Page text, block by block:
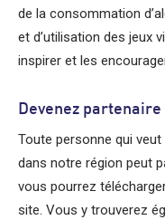
de la consommation
et d’utilisation des jeux
inspirer et les
Devenez
Toute personne qui
dans notre région peut
vous pourrez
site. Vous y trouverez